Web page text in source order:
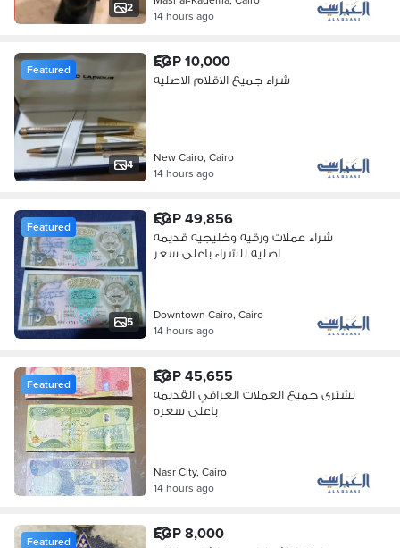
2
14 hours ago
4
Featured EGP 10,000
شراء جميع الاقلام الاصليه
New Cairo, Cairo
14 hours ago
5
Featured EGP 49,856
شراء عملات ورقيه وخليجيه قديمه
اصليه للشراء باعلى سعر
Downtown Cairo, Cairo
14 hours ago
Featured EGP 45,655
نشترى جميع العملات العراقي القديمه
باعلى سعره
Nasr City, Cairo
14 hours ago
Featured EGP 8,000